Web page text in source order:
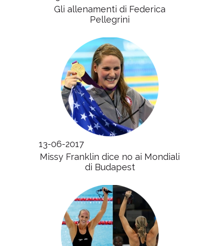
Gli allenamenti di Federica
Pellegrini
13-06-2017
Missy Franklin dice no ai Mondiali
di Budapest